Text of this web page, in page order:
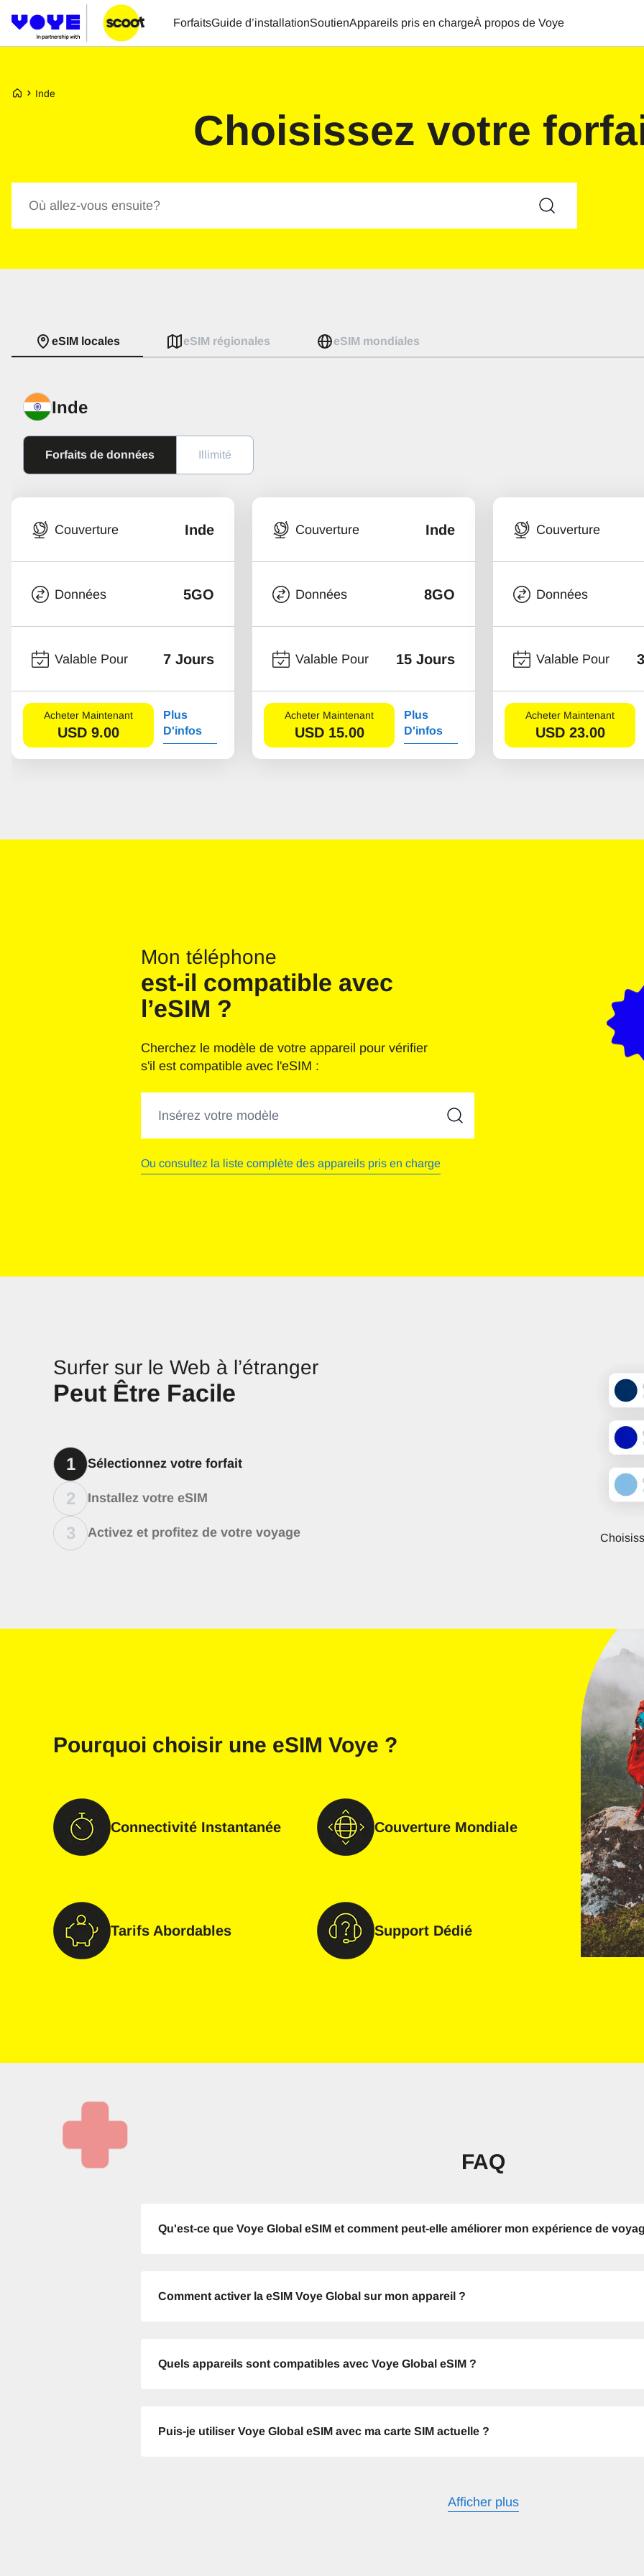
ForfaitsGuide d’installationSoutienAppareils pris en chargeÀ propos de Voye
Page d’accueil de Voye
Inde
Choisissez votre
eSIM locales eSIM régionales eSIM mondiales
Inde
Forfaits de données Illimité
Couverture Inde
Données 5GO
Valable Pour 7 Jours
Acheter Maintenant
USD 9.00
Plus
D'infos
Couverture Inde
Données 8GO
Valable Pour 15 Jours
Acheter Maintenant
USD 15.00
Plus
D'infos
Couverture
Données
Valable Pour
Acheter Maintenant
USD 23.00
Mon téléphone
est-il compatible avec
l’eSIM ?
Cherchez le modèle de votre appareil pour vérifier
s'il est compatible avec l'eSIM :
Rechercher des modèles de téléphones
Ou consultez la liste complète des appareils pris en charge
Surfer sur le Web à l’étranger
Peut Être Facile
1 Sélectionnez votre forfait
2 Installez votre eSIM
3 Activez et profitez de votre voyage
Pourquoi choisir une eSIM Voye ?
Connectivité Instantanée Couverture Mondiale
Tarifs Abordables Support Dédié
FAQ
Qu'est-ce que Voye Global eSIM et comment peut-elle améliorer mon expérience de
Comment activer la eSIM Voye Global sur mon appareil ?
Quels appareils sont compatibles avec Voye Global eSIM ?
Puis-je utiliser Voye Global eSIM avec ma carte SIM actuelle ?
Afficher plus
Sélectionner la langue :
繁體中文
JPY - Yen Japonais
AED - Dirham Des Emirats Arabes
ILS - Shekel Israélien
Nouveau client
Se connecter à l’aide de l’adresse e-
Ou connectez-vous avec